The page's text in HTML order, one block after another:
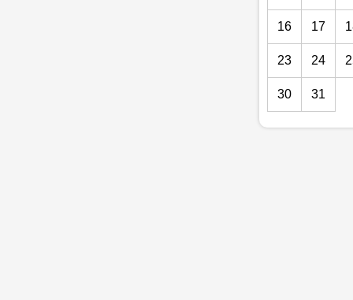
16 17
23 24
30 31